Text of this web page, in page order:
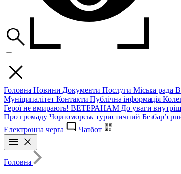
Головна Новини Документи Послуги Міська рада
Муніципалітет Контакти Публічна інформація
Герої не вмирають! ВЕТЕРАНАМ До уваги
Про громаду Чорноморськ туристичний
Електронна черга
Чатбот
Головна